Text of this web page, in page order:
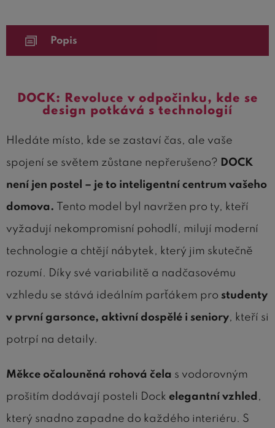
Popis
DOCK: Revoluce v odpočinku, kde se
design potkává s technologií
Hledáte místo, kde se zastaví čas, ale vaše
spojení se světem zůstane nepřerušeno? DOCK
není jen postel – je to inteligentní centrum vašeho
domova.
Tento model byl navržen pro ty, kteří
vyžadují nekompromisní pohodlí, milují moderní
technologie a chtějí nábytek, který jim skutečně
rozumí. Díky své variabilitě a nadčasovému
vzhledu se stává ideálním parťákem pro studenty
v první garsonce, aktivní dospělé i seniory, kteří si
potrpí na detaily.
Měkce očalouněná rohová čela s vodorovným
prošitím dodávají posteli Dock elegantní vzhled
který snadno zapadne do každého interiéru. S